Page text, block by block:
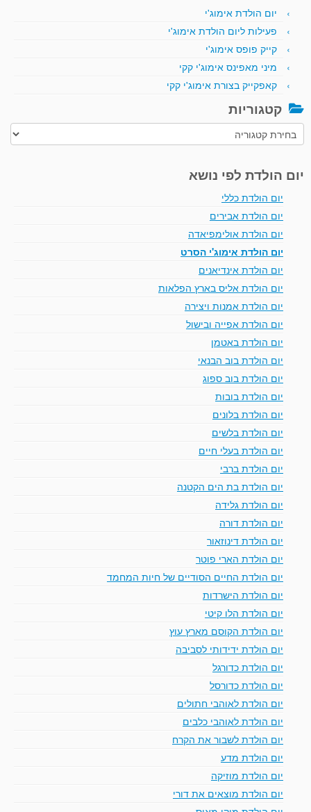
יום הולדת אימוג'י
פעילות ליום הולדת אימוג'י
קייק פופס אימוג'י
מיני מאפינס אימוג'י קקי
קאפקייק בצורת אימוג'י קקי
קטגוריות
קטגוריות
יום הולדת לפי נושא
יום הולדת כללי
יום הולדת אבירים
יום הולדת אולימפיאדה
יום הולדת אימוג'י הסרט
יום הולדת אינדיאנים
יום הולדת אליס בארץ הפלאות
יום הולדת אמנות ויצירה
יום הולדת אפייה ובישול
יום הולדת באטמן
יום הולדת בוב הבנאי
יום הולדת בוב ספוג
יום הולדת בובות
יום הולדת בלונים
יום הולדת בלשים
יום הולדת בעלי חיים
יום הולדת ברבי
יום הולדת בת הים הקטנה
יום הולדת גלידה
יום הולדת דורה
יום הולדת דינוזאור
יום הולדת הארי פוטר
יום הולדת החיים הסודיים של חיות המחמד
יום הולדת הישרדות
יום הולדת הלו קיטי
יום הולדת הקוסם מארץ עוץ
יום הולדת ידידותי לסביבה
יום הולדת כדורגל
יום הולדת כדורסל
יום הולדת לאוהבי חתולים
יום הולדת לאוהבי כלבים
יום הולדת לשבור את הקרח
יום הולדת מדע
יום הולדת מוזיקה
יום הולדת מוצאים את דורי